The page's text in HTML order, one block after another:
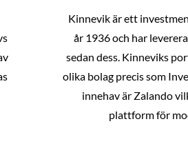
Kinnevik är ett
år 1936 och har
sedan dess. Kinneviks
olika bolag precis som
innehav är Zalando
plattform för